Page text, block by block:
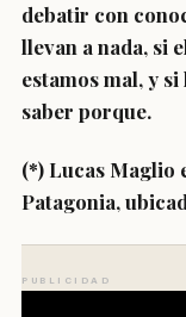
debatir con
llevan a nada, si
estamos mal, y
saber porque.
(*) Lucas Maglio
Patagonia,
PUBLICIDAD